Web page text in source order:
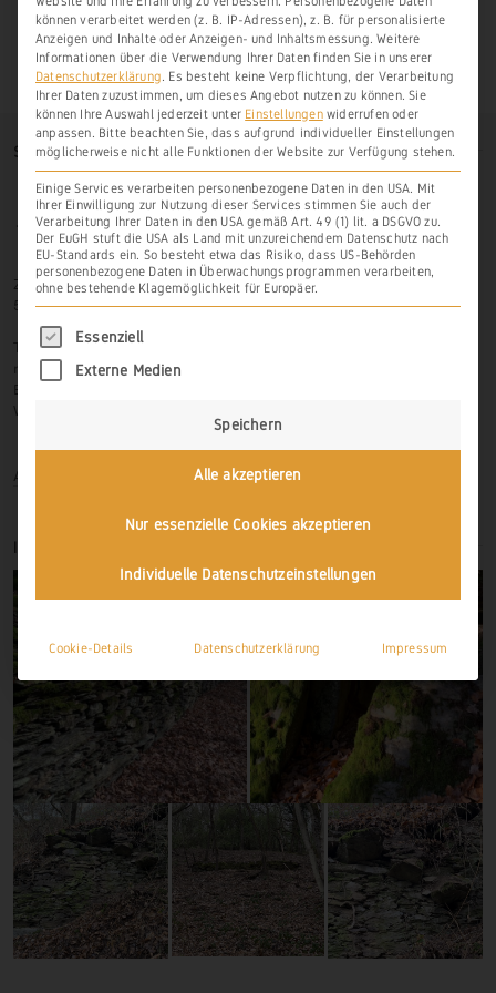
SO FINDEN SIE UNS
Zur Hasenlay 10
56379 Scheidt
Tel.: 06439-326 523
mobil: 0171-3445599
Email: info@weinbau-an-der-lahn.de
Web:
Anmelden
können verarbeitet werden (z. B. IP-Adressen), z. B. für personalisierte
Anzeigen und Inhalte oder Anzeigen- und Inhaltsmessung. Weitere
Informationen über die Verwendung Ihrer Daten finden Sie in unserer
Datenschutzerklärung. Es besteht keine Verpflichtung, der Verarbeitung
Ihrer Daten zuzustimmen, um dieses Angebot nutzen zu können. Sie
können Ihre Auswahl jederzeit unter Einstellungenwiderrufen oder
anpassen. Bitte beachten Sie, dass aufgrund individueller Einstellungen
möglicherweise nicht alle Funktionen der Website zur Verfügung stehen.
Einige Services verarbeiten personenbezogene Daten in den USA. Mit
Ihrer Einwilligung zur Nutzung dieser Services stimmen Sie auch der
Verarbeitung Ihrer Daten in den USA gemäß Art. 49 (1) lit. a DSGVO zu.
Der EuGH stuft die USA als Land mit unzureichendem Datenschutz nach
EU-Standards ein. So besteht etwa das Risiko, dass US-Behörden
personenbezogene Daten in Überwachungsprogrammen verarbeiten,
ohne bestehende Klagemöglichkeit für Europäer.
Es folgt eine Liste der Service-Gruppen, für
Essenziell
Externe Medien
Speichern
Alle akzeptieren
Nur essenzielle Cookies akzeptieren
Individuelle Datenschutzeinstellungen
Cookie-Details Datenschutzerklärung Impressum